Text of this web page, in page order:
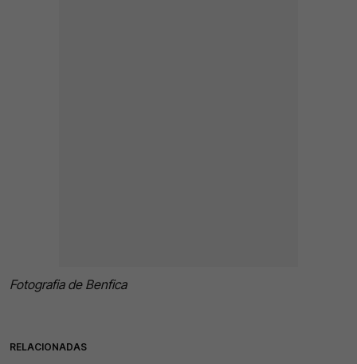
Fotografia de Benfica
RELACIONADAS